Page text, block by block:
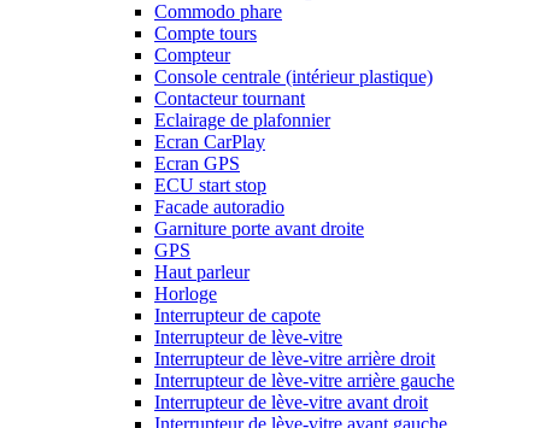
Commodo phare
Compte tours
Compteur
Console centrale (intérieur plastique)
Contacteur tournant
Eclairage de plafonnier
Ecran CarPlay
Ecran GPS
ECU start stop
Facade autoradio
Garniture porte avant droite
GPS
Haut parleur
Horloge
Interrupteur de capote
Interrupteur de lève-vitre
Interrupteur de lève-vitre arrière droit
Interrupteur de lève-vitre arrière gauche
Interrupteur de lève-vitre avant droit
Interrupteur de lève-vitre avant gauche